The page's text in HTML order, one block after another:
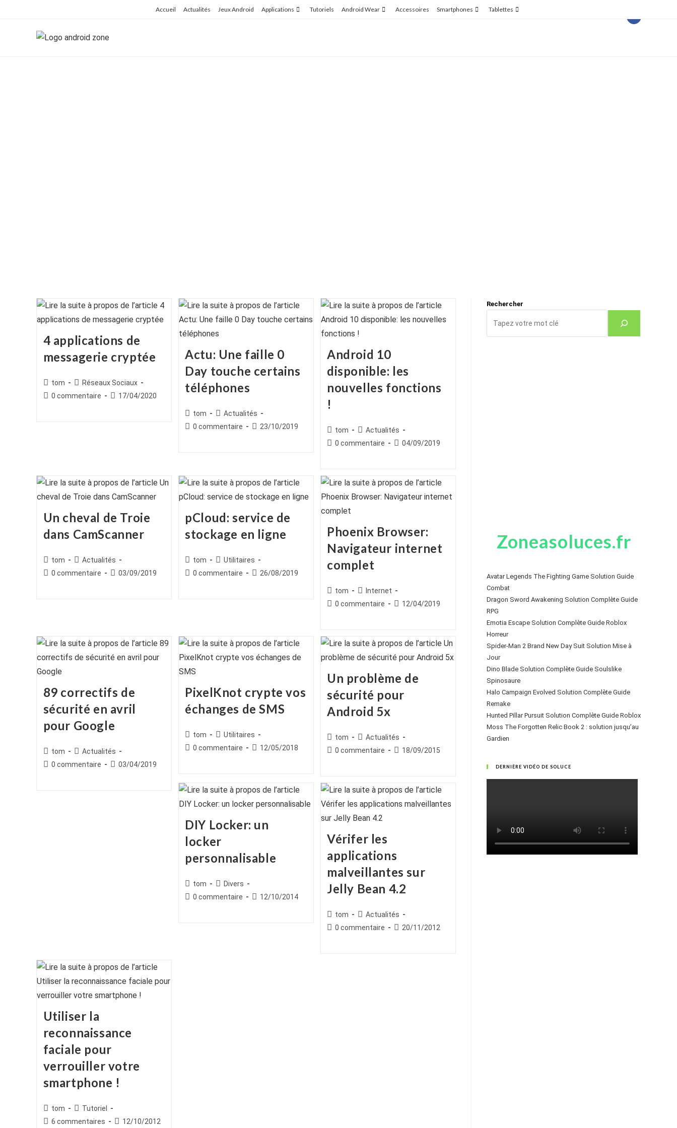
Accueil Actualités Jeux Android Applications Tutoriels Android Wear Accessoires Smartphones Tablettes
4 applications de
messagerie cryptée
Auteur/autrice
de
tom
Post
category:
Réseaux Sociaux
Commentaires
0 commentaire
Publication
17/04/2020
Actu: Une faille 0
Day touche certains
téléphones
Auteur/autrice
de
tom
Post
category:
Actualités
Commentaires
0 commentaire
Publication
23/10/2019
Android 10
disponible: les
nouvelles fonctions
!
Auteur/autrice
de
tom
Post
category:
Actualités
Commentaires
publication :
0 commentaire
Publication
04/09/2019
Un cheval de Troie
dans CamScanner
Auteur/autrice
de
tom
Post
category:
Actualités
Commentaires
0 commentaire
Publication
03/09/2019
pCloud: service de
stockage en ligne
Auteur/autrice
de
tom
Post
category:
Utilitaires
Commentaires
0 commentaire
Publication
26/08/2019
Phoenix Browser:
Navigateur internet
complet
Auteur/autrice
de
tom
Post
category:
Internet
Commentaires
publication :
0 commentaire
Publication
12/04/2019
89 correctifs de
sécurité en avril
pour Google
Auteur/autrice
de
tom
Post
category:
Actualités
Commentaires
0 commentaire
Publication
03/04/2019
PixelKnot crypte vos
échanges de SMS
Auteur/autrice
de
tom
Post
category:
Utilitaires
Commentaires
0 commentaire
Publication
12/05/2018
Un problème de
sécurité pour
Android 5x
Auteur/autrice
de
tom
Post
category:
Actualités
Commentaires
publication :
0 commentaire
Publication
18/09/2015
DIY Locker: un
locker
personnalisable
Auteur/autrice
de
tom
Post
category:
Divers
Commentaires
0 commentaire
Publication
12/10/2014
Vérifer les
applications
malveillantes sur
Jelly Bean 4.2
Auteur/autrice
de
tom
Post
category:
Actualités
Commentaires
0 commentaire
Publication
20/11/2012
Utiliser la
reconnaissance
faciale pour
verrouiller votre
smartphone !
Auteur/autrice
de
tom
Post
category:
Tutoriel
Commentaires
6 commentaires
Publication
12/10/2012
Rechercher
Zoneasoluces.fr
Avatar Legends The Fighting Game Solution Guide
Combat
Dragon Sword Awakening Solution Complète Guide
RPG
Emotia Escape Solution Complète Guide Roblox
Horreur
Spider-Man 2 Brand New Day Suit Solution Mise à
Jour
Dino Blade Solution Complète Guide Soulslike
Spinosaure
Halo Campaign Evolved Solution Complète Guide
Remake
Hunted Pillar Pursuit Solution Complète Guide Roblox
Moss The Forgotten Relic Book 2 : solution jusqu’au
Gardien
DERNIÈRE VIDÉO DE SOLUCE